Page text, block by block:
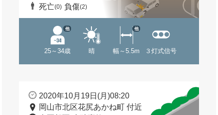
死亡(0) 負傷(2)
25～34歳
他
晴 幅～5.5m
他
３灯式信号
2020年10月19日(月)08:20
岡山市北区花尻あかね町 付近